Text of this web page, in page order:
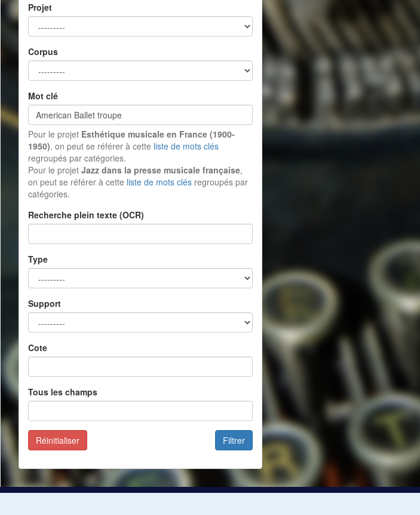
Projet
Corpus
Mot clé
Pour le projet Esthétique musicale en France (1900-
1950), on peut se référer à cette liste de mots clés
regroupés par catégories.
Pour le projet Jazz dans la presse musicale française,
on peut se référer à cette liste de mots clés regroupés par
catégories.
Recherche plein texte (OCR)
Type
Support
Cote
Tous les champs
Filtrer
Réinitialiser